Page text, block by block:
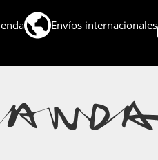
Envíos internacionales